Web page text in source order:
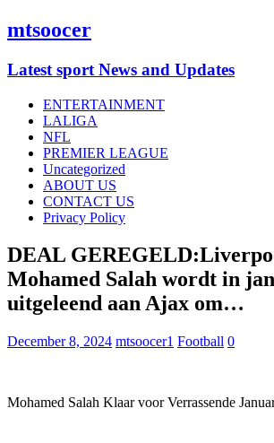
mtsoocer
Latest sport News and Updates
ENTERTAINMENT
LALIGA
NFL
PREMIER LEAGUE
Uncategorized
ABOUT US
CONTACT US
Privacy Policy
DEAL
Mohamed Salah wordt in
uitgeleend aan Ajax om…
December 8, 2024 mtsoocer1 Football 0
Mohamed Salah Klaar voor Verrassende